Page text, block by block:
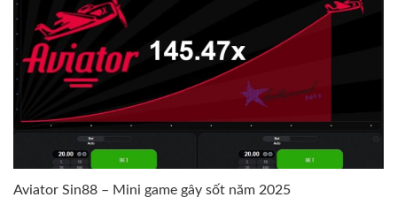
Aviator Sin88 – Mini game gây sốt năm 2025